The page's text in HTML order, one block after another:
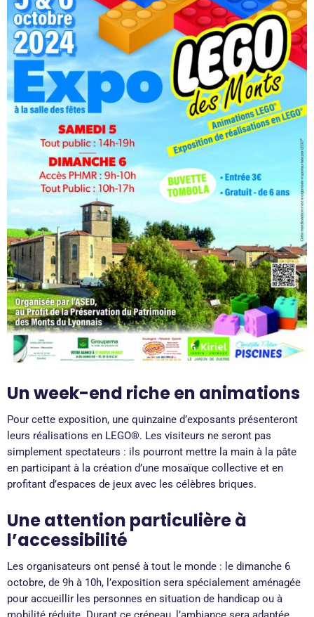
Un week-end riche en animations
Pour cette exposition, une quinzaine d’exposants présenteront
leurs réalisations en LEGO®. Les visiteurs ne seront pas
simplement spectateurs : ils pourront mettre la main à la pâte
en participant à la création d’une mosaïque collective et en
profitant d’espaces de jeux avec les célèbres briques.
Une attention particulière à
l’accessibilité
Les organisateurs ont pensé à tout le monde : le dimanche 6
octobre, de 9h à 10h, l’exposition sera spécialement aménagée
pour accueillir les personnes en situation de handicap ou à